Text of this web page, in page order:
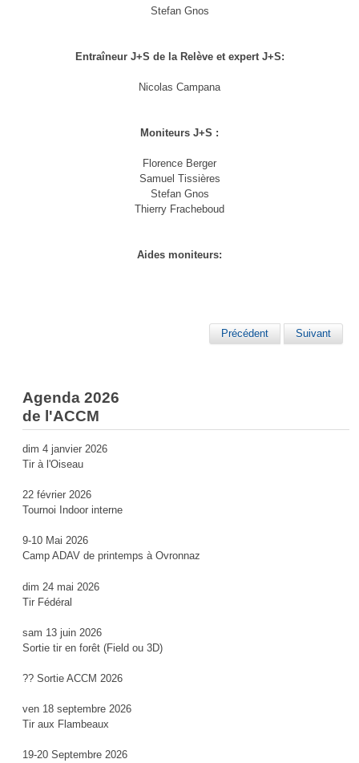
Stefan Gnos
Entraîneur J+S de la Relève et expert J+S:
Nicolas Campana
Moniteurs J+S :
Florence Berger
Samuel Tissières
Stefan Gnos
Thierry Fracheboud
Aides moniteurs:
Précédent Suivant
Agenda 2026
de l'ACCM
dim 4 janvier 2026
Tir à l'Oiseau
22 février 2026
Tournoi Indoor interne
9-10 Mai 2026
Camp ADAV de printemps à Ovronnaz
dim 24 mai 2026
Tir Fédéral
sam 13 juin 2026
Sortie tir en forêt (Field ou 3D)
?? Sortie ACCM 2026
ven 18 septembre 2026
Tir aux Flambeaux
19-20 Septembre 2026